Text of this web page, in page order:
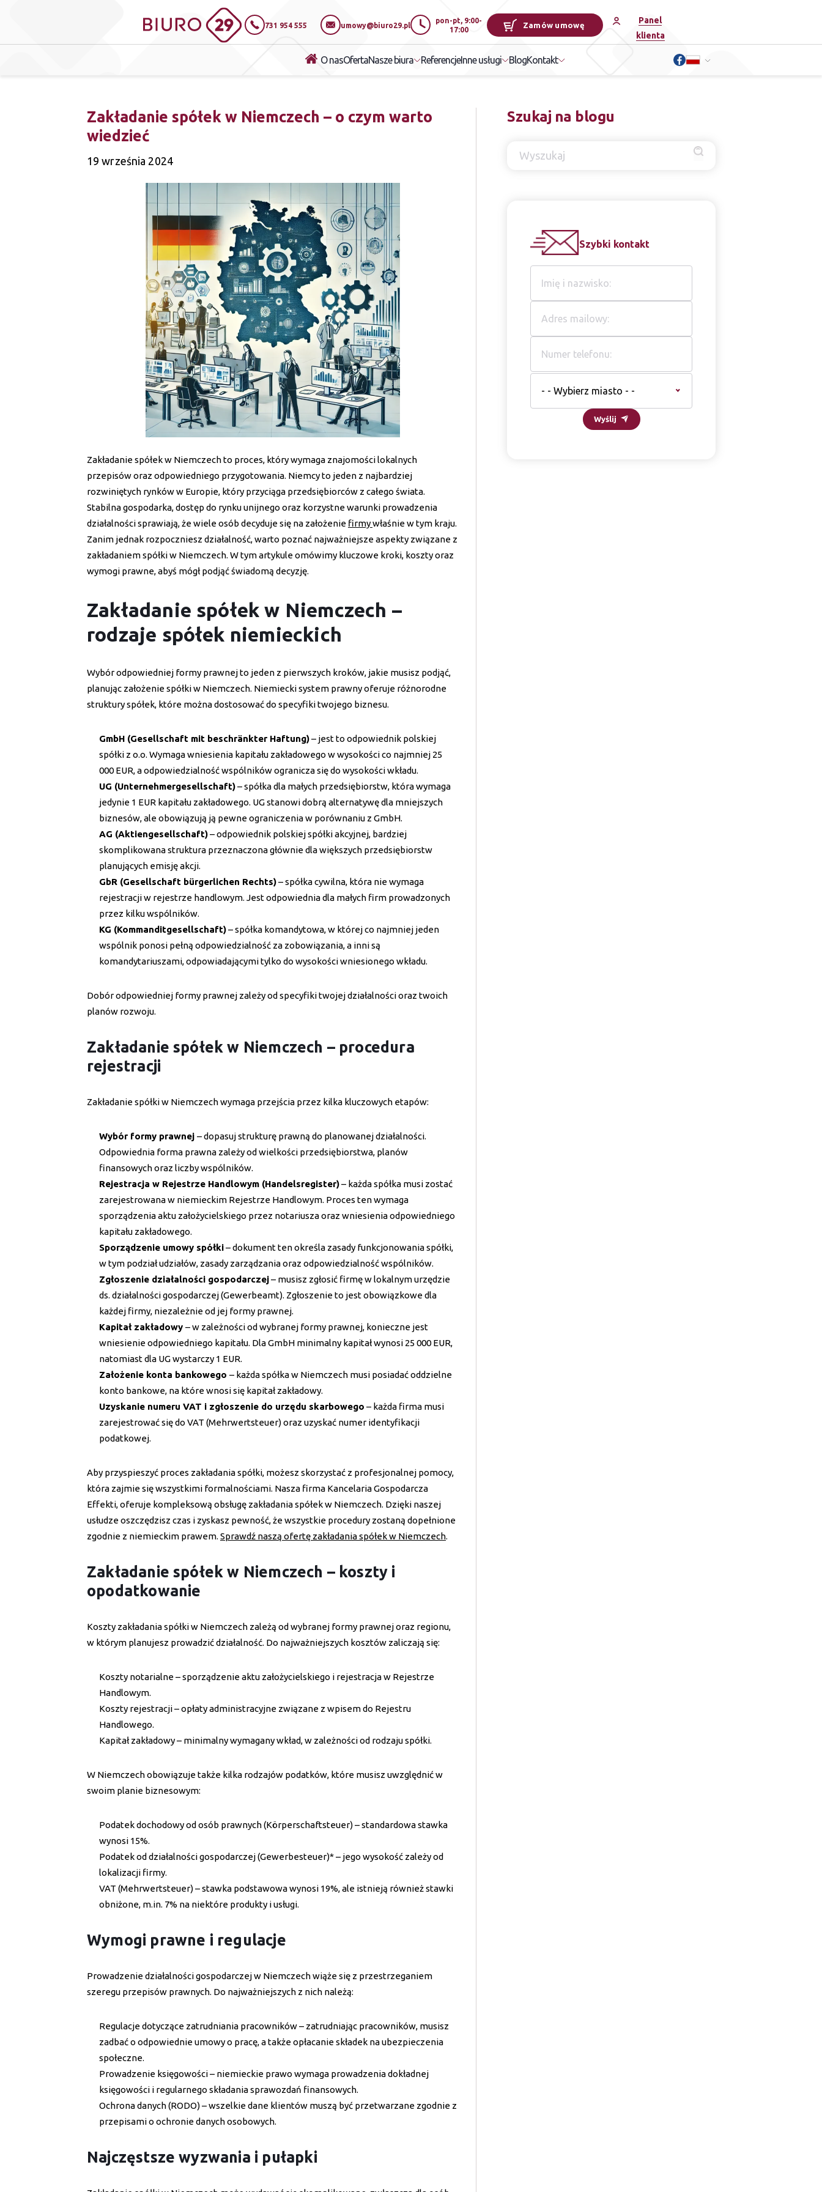
731 954 555 umowy@biuro29.pl
pon-pt, 9:00-
17:00
Zamów umowę
Panel
klienta
O nasOfertaNasze biura ReferencjeInne usługi BlogKontakt
Zakładanie spółek w Niemczech – o czym warto
wiedzieć
19 września 2024
Zakładanie spółek w Niemczech to proces, który wymaga znajomości lokalnych
przepisów oraz odpowiedniego przygotowania. Niemcy to jeden z najbardziej
rozwiniętych rynków w Europie, który przyciąga przedsiębiorców z całego świata.
Stabilna gospodarka, dostęp do rynku unijnego oraz korzystne warunki prowadzenia
działalności sprawiają, że wiele osób decyduje się na założenie firmywłaśnie w tym kraju.
Zanim jednak rozpoczniesz działalność, warto poznać najważniejsze aspekty związane z
zakładaniem spółki w Niemczech. W tym artykule omówimy kluczowe kroki, koszty oraz
wymogi prawne, abyś mógł podjąć świadomą decyzję.
Zakładanie spółek w Niemczech –
rodzaje spółek niemieckich
Wybór odpowiedniej formy prawnej to jeden z pierwszych kroków, jakie musisz podjąć,
planując założenie spółki w Niemczech. Niemiecki system prawny oferuje różnorodne
struktury spółek, które można dostosować do specyfiki twojego biznesu.
GmbH (Gesellschaft mit beschränkter Haftung)– jest to odpowiednik polskiej
spółki z o.o. Wymaga wniesienia kapitału zakładowego w wysokości co najmniej 25
000 EUR, a odpowiedzialność wspólników ogranicza się do wysokości wkładu.
UG (Unternehmergesellschaft)– spółka dla małych przedsiębiorstw, która wymaga
jedynie 1 EUR kapitału zakładowego. UG stanowi dobrą alternatywę dla mniejszych
biznesów, ale obowiązują ją pewne ograniczenia w porównaniu z GmbH.
AG (Aktiengesellschaft)– odpowiednik polskiej spółki akcyjnej, bardziej
skomplikowana struktura przeznaczona głównie dla większych przedsiębiorstw
planujących emisję akcji.
GbR (Gesellschaft bürgerlichen Rechts)– spółka cywilna, która nie wymaga
rejestracji w rejestrze handlowym. Jest odpowiednia dla małych firm prowadzonych
przez kilku wspólników.
KG (Kommanditgesellschaft)– spółka komandytowa, w której co najmniej jeden
wspólnik ponosi pełną odpowiedzialność za zobowiązania, a inni są
komandytariuszami, odpowiadającymi tylko do wysokości wniesionego wkładu.
Dobór odpowiedniej formy prawnej zależy od specyfiki twojej działalności oraz twoich
planów rozwoju.
Zakładanie spółek w Niemczech – procedura
rejestracji
Zakładanie spółki w Niemczech wymaga przejścia przez kilka kluczowych etapów:
Wybór formy prawnej – dopasuj strukturę prawną do planowanej działalności.
Odpowiednia forma prawna zależy od wielkości przedsiębiorstwa, planów
finansowych oraz liczby wspólników.
Rejestracja w Rejestrze Handlowym (Handelsregister)– każda spółka musi zostać
zarejestrowana w niemieckim Rejestrze Handlowym. Proces ten wymaga
sporządzenia aktu założycielskiego przez notariusza oraz wniesienia odpowiedniego
kapitału zakładowego.
Sporządzenie umowy spółki– dokument ten określa zasady funkcjonowania spółki,
w tym podział udziałów, zasady zarządzania oraz odpowiedzialność wspólników.
Zgłoszenie działalności gospodarczej– musisz zgłosić firmę w lokalnym urzędzie
ds. działalności gospodarczej (Gewerbeamt). Zgłoszenie to jest obowiązkowe dla
każdej firmy, niezależnie od jej formy prawnej.
Kapitał zakładowy – w zależności od wybranej formy prawnej, konieczne jest
wniesienie odpowiedniego kapitału. Dla GmbH minimalny kapitał wynosi 25 000 EUR,
natomiast dla UG wystarczy 1 EUR.
Założenie konta bankowego – każda spółka w Niemczech musi posiadać oddzielne
konto bankowe, na które wnosi się kapitał zakładowy.
Uzyskanie numeru VAT i zgłoszenie do urzędu skarbowego – każda firma musi
zarejestrować się do VAT (Mehrwertsteuer) oraz uzyskać numer identyfikacji
podatkowej.
Aby przyspieszyć proces zakładania spółki, możesz skorzystać z profesjonalnej pomocy,
która zajmie się wszystkimi formalnościami. Nasza firma Kancelaria Gospodarcza
Effekti, oferuje kompleksową obsługę zakładania spółek w Niemczech. Dzięki naszej
usłudze oszczędzisz czas i zyskasz pewność, że wszystkie procedury zostaną dopełnione
zgodnie z niemieckim prawem. Sprawdź naszą ofertę zakładania spółek w Niemczech.
Zakładanie spółek w Niemczech – koszty i
opodatkowanie
Koszty zakładania spółki w Niemczech zależą od wybranej formy prawnej oraz regionu,
w którym planujesz prowadzić działalność. Do najważniejszych kosztów zaliczają się:
Koszty notarialne – sporządzenie aktu założycielskiego i rejestracja w Rejestrze
Handlowym.
Koszty rejestracji – opłaty administracyjne związane z wpisem do Rejestru
Handlowego.
Kapitał zakładowy – minimalny wymagany wkład, w zależności od rodzaju spółki.
W Niemczech obowiązuje także kilka rodzajów podatków, które musisz uwzględnić w
swoim planie biznesowym:
Podatek dochodowy od osób prawnych (Körperschaftsteuer) – standardowa stawka
wynosi 15%.
Podatek od działalności gospodarczej (Gewerbesteuer)* – jego wysokość zależy od
lokalizacji firmy.
VAT (Mehrwertsteuer) – stawka podstawowa wynosi 19%, ale istnieją również stawki
obniżone, m.in. 7% na niektóre produkty i usługi.
Wymogi prawne i regulacje
Prowadzenie działalności gospodarczej w Niemczech wiąże się z przestrzeganiem
szeregu przepisów prawnych. Do najważniejszych z nich należą:
Regulacje dotyczące zatrudniania pracowników – zatrudniając pracowników, musisz
zadbać o odpowiednie umowy o pracę, a także opłacanie składek na ubezpieczenia
społeczne.
Prowadzenie księgowości – niemieckie prawo wymaga prowadzenia dokładnej
księgowości i regularnego składania sprawozdań finansowych.
Ochrona danych (RODO) – wszelkie dane klientów muszą być przetwarzane zgodnie z
przepisami o ochronie danych osobowych.
Najczęstsze wyzwania i pułapki
Szukaj na blogu
Szybki kontakt
- - Wybierz miasto - -
Wyślij